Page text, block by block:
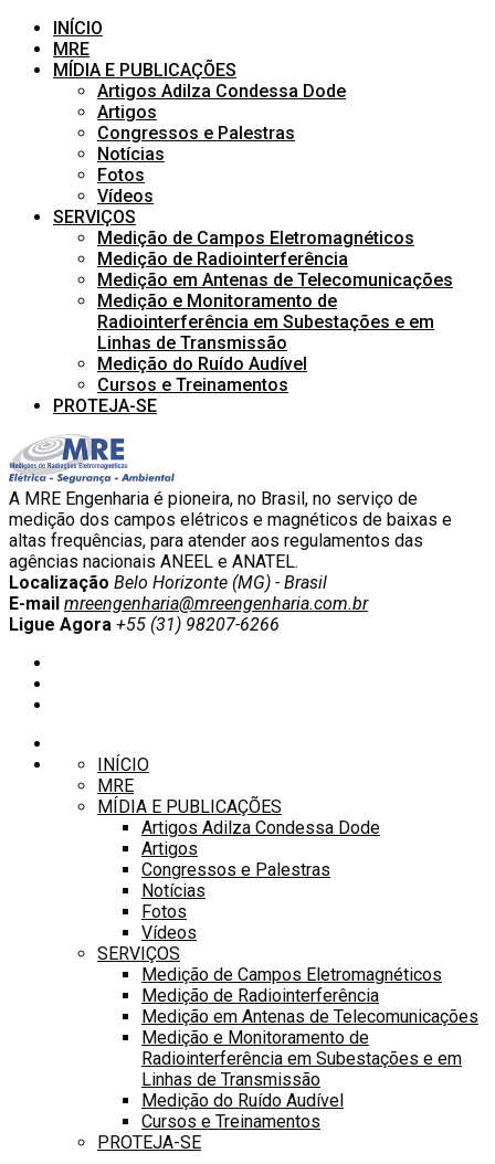
INÍCIO
MRE
MÍDIA E PUBLICAÇÕES
Artigos Adilza Condessa Dode
Artigos
Congressos e Palestras
Notícias
Fotos
Vídeos
SERVIÇOS
Medição de Campos Eletromagnéticos
Medição de Radiointerferência
Medição em Antenas de Telecomunicações
Medição e Monitoramento de
Radiointerferência em Subestações e em
Linhas de Transmissão
Medição do Ruído Audível
Cursos e Treinamentos
PROTEJA-SE
A MRE Engenharia é pioneira, no Brasil, no serviço de
medição dos campos elétricos e magnéticos de baixas e
altas frequências, para atender aos regulamentos das
agências nacionais ANEEL e ANATEL.
Localização Belo Horizonte (MG) - Brasil
E-mail mreengenharia@mreengenharia.com.br
Ligue Agora +55 (31) 98207-6266
INÍCIO
MRE
MÍDIA E PUBLICAÇÕES
Artigos Adilza Condessa Dode
Artigos
Congressos e Palestras
Notícias
Fotos
Vídeos
SERVIÇOS
Medição de Campos Eletromagnéticos
Medição de Radiointerferência
Medição em Antenas de Telecomunicações
Medição e Monitoramento de
Radiointerferência em Subestações e em
Linhas de Transmissão
Medição do Ruído Audível
Cursos e Treinamentos
PROTEJA-SE